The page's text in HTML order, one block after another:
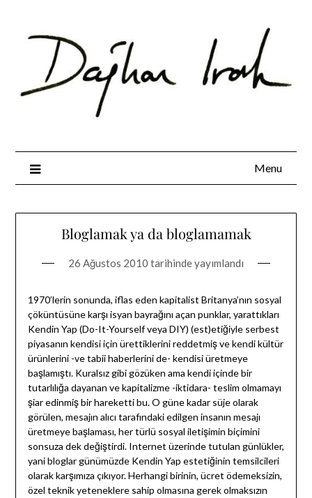
content
Menu
Bloglamak ya da bloglamamak
26 Ağustos 2010 tarihinde yayımlandı
1970’lerin sonunda, iflas eden kapitalist Britanya’nın sosyal
çöküntüsüne karşı isyan bayrağını açan punklar, yarattıkları
Kendin Yap (Do-It-Yourself veya DIY) (est)etiğiyle serbest
piyasanın kendisi için ürettiklerini reddetmiş ve kendi kültür
ürünlerini -ve tabii haberlerini de- kendisi üretmeye
başlamıştı. Kuralsız gibi gözüken ama kendi içinde bir
tutarlılığa dayanan ve kapitalizme -iktidara- teslim olmamayı
şiar edinmiş bir hareketti bu. O güne kadar süje olarak
görülen, mesajın alıcı tarafındaki edilgen insanın mesajı
üretmeye başlaması, her türlü sosyal iletişimin biçimini
sonsuza dek değiştirdi. Internet üzerinde tutulan günlükler,
yani bloglar günümüzde Kendin Yap estetiğinin temsilcileri
olarak karşımıza çıkıyor. Herhangi birinin, ücret ödemeksizin,
özel teknik yeteneklere sahip olmasına gerek olmaksızın